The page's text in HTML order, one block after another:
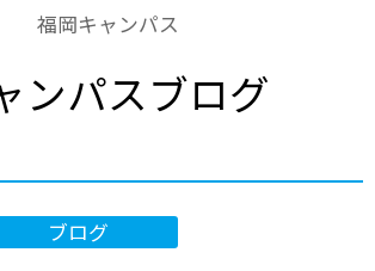
福岡キャンパス
ンパスブログ
ブログ